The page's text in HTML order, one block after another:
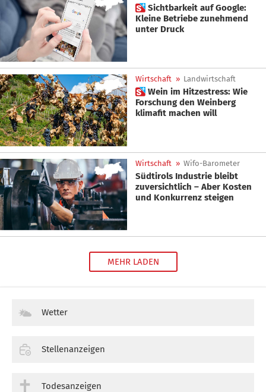
 Sichtbarkeit auf Google:
Kleine Betriebe zunehmend
unter Druck
Wirtschaft » Landwirtschaft
 Wein im Hitzestress: Wie
Forschung den Weinberg
klimafit machen will
Wirtschaft » Wifo-Barometer
Südtirols Industrie bleibt
zuversichtlich – Aber Kosten
und Konkurrenz steigen
MEHR LADEN
Wetter
Stellenanzeigen
Todesanzeigen